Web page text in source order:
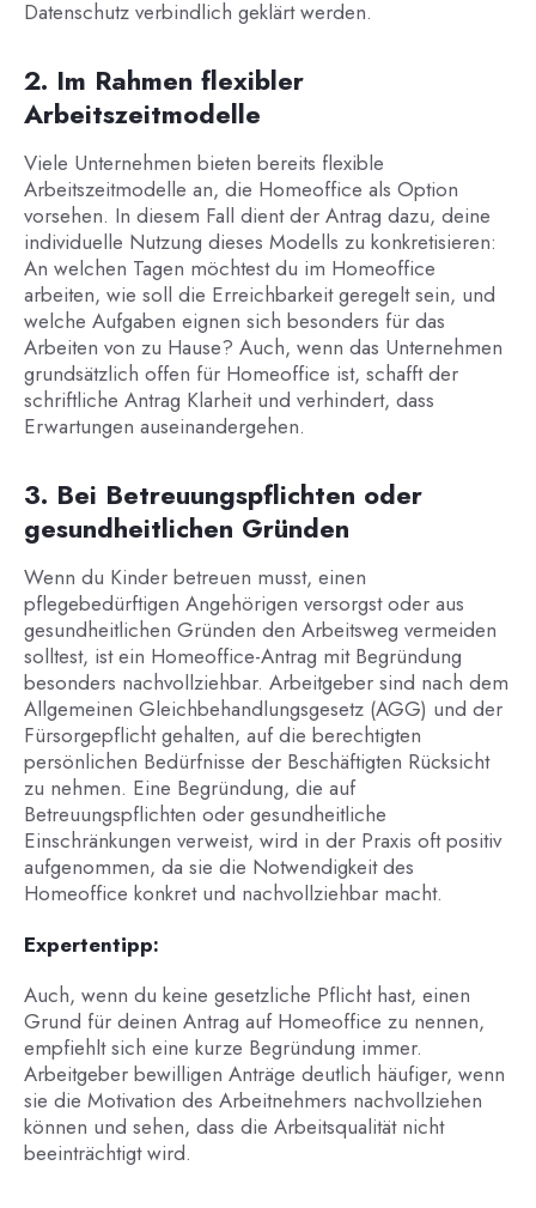
Datenschutz verbindlich geklärt werden.
2. Im Rahmen flexibler
Arbeitszeitmodelle
Viele Unternehmen bieten bereits flexible
Arbeitszeitmodelle an, die Homeoffice als Option
vorsehen. In diesem Fall dient der Antrag dazu, deine
individuelle Nutzung dieses Modells zu konkretisieren:
An welchen Tagen möchtest du im Homeoffice
arbeiten, wie soll die Erreichbarkeit geregelt sein, und
welche Aufgaben eignen sich besonders für das
Arbeiten von zu Hause? Auch, wenn das Unternehmen
grundsätzlich offen für Homeoffice ist, schafft der
schriftliche Antrag Klarheit und verhindert, dass
Erwartungen auseinandergehen.
3. Bei Betreuungspflichten oder
gesundheitlichen Gründen
Wenn du Kinder betreuen musst, einen
pflegebedürftigen Angehörigen versorgst oder aus
gesundheitlichen Gründen den Arbeitsweg vermeiden
solltest, ist ein Homeoffice-Antrag mit Begründung
besonders nachvollziehbar. Arbeitgeber sind nach dem
Allgemeinen Gleichbehandlungsgesetz (AGG) und der
Fürsorgepflicht gehalten, auf die berechtigten
persönlichen Bedürfnisse der Beschäftigten Rücksicht
zu nehmen. Eine Begründung, die auf
Betreuungspflichten oder gesundheitliche
Einschränkungen verweist, wird in der Praxis oft positiv
aufgenommen, da sie die Notwendigkeit des
Homeoffice konkret und nachvollziehbar macht.
Expertentipp:
Auch, wenn du keine gesetzliche Pflicht hast, einen
Grund für deinen Antrag auf Homeoffice zu nennen,
empfiehlt sich eine kurze Begründung immer.
Arbeitgeber bewilligen Anträge deutlich häufiger, wenn
sie die Motivation des Arbeitnehmers nachvollziehen
können und sehen, dass die Arbeitsqualität nicht
beeinträchtigt wird.